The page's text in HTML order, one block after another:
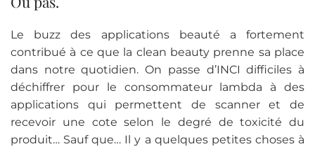
Le buzz des applications beauté a fortement
contribué à ce que la clean beauty prenne sa place
dans notre quotidien. On passe d’INCI difficiles à
déchiffrer pour le consommateur lambda à des
applications qui permettent de scanner et de
recevoir une cote selon le degré de toxicité du
produit… Sauf que… Il y a quelques petites choses à